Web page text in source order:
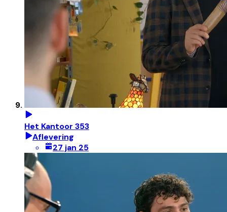
Het Kantoor 353
Aflevering
27 jan 25